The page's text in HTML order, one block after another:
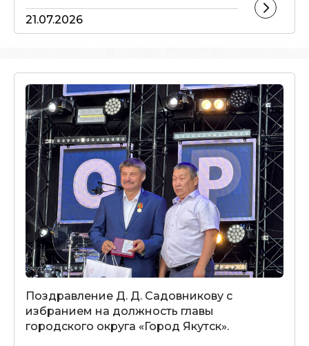
21.07.2026
Поздравление Д. Д. Садовникову с
избранием на должность главы
городского округа «Город Якутск».